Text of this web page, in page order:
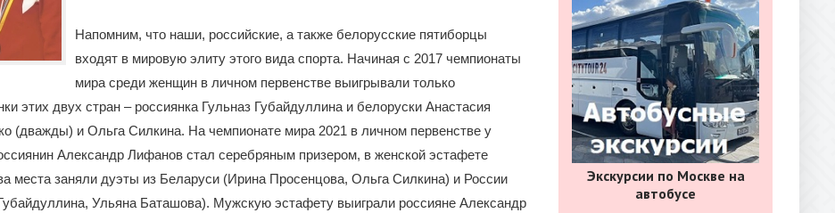
Напомним, что наши, российские, а также белорусские пятиборцы
входят в мировую элиту этого вида спорта. Начиная с 2017 чемпионаты
мира среди женщин в личном первенстве выигрывали только
этих двух стран – россиянка Гульназ Губайдуллина и белоруски Анастасия
(дважды) и Ольга Силкина. На чемпионате мира 2021 в личном первенстве у
Александр Лифанов стал серебряным призером, в женской эстафете
места заняли дуэты из Беларуси (Ирина Просенцова, Ольга Силкина) и России
Ульяна Баташова). Мужскую эстафету выиграли россияне Александр
Экскурсии по Москве на
автобусе